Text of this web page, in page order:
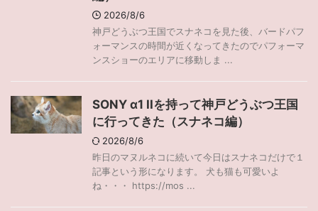
2026/8/6
神戸どうぶつ王国でスナネコを見た後、バードパフ
ォーマンスの時間が近くなってきたのでパフォーマ
ンスショーのエリアに移動しま ...
SONY α1 IIを持って神戸どうぶつ王国
に行ってきた（スナネコ編）
2026/8/6
昨日のマヌルネコに続いて今日はスナネコだけで１
記事という形になります。 犬も猫も可愛いよ
ね・・・ https://mos ...